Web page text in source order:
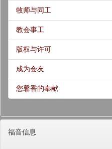
牧师与同工
教会事工
版权与许可
成为会友
您馨香的奉献
福音信息